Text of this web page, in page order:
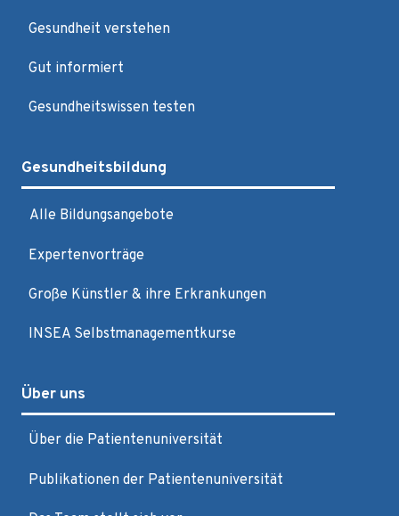
Gesundheit verstehen
Gut informiert
Gesundheitswissen testen
Gesundheitsbildung
Alle Bildungsangebote
Expertenvorträge
Große Künstler & ihre Erkrankungen
INSEA Selbstmanagementkurse
Über uns
Über die Patientenuniversität
Publikationen der Patientenuniversität